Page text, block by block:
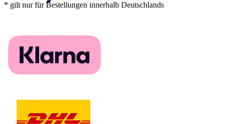
* gilt nur für Bestellungen innerhalb Deutschlands